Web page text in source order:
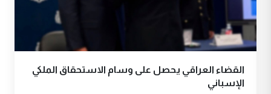
القضاء العراقي يحصل على وسام الاستحقاق الملكي
الإسباني